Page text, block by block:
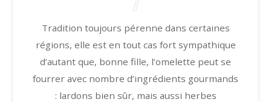
Tradition toujours pérenne dans certaines
régions, elle est en tout cas fort sympathique
d’autant que, bonne fille, l’omelette peut se
fourrer avec nombre d’ingrédients gourmands
: lardons bien sûr, mais aussi herbes